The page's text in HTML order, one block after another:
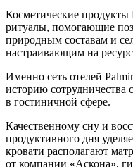
Косметические
ритуалы, помогающие
природным составам и
настраивающим на
Именно сеть отелей
историю
в гостиничной сфере.
Качественному сну и
продуктивного дня
кровати располагают
от компании «Аскона»,